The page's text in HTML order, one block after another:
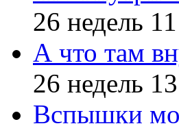
26 недель
А что там
26 недель
Вспышки